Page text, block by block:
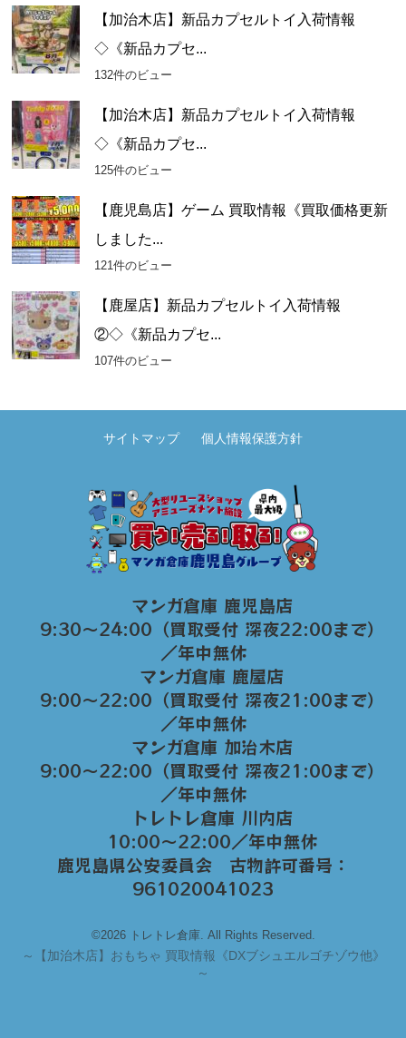
【加治木店】新品カプセルトイ入荷情報
◇《新品カプセ...
132件のビュー
【加治木店】新品カプセルトイ入荷情報
◇《新品カプセ...
125件のビュー
【鹿児島店】ゲーム 買取情報《買取価格更新
しました...
121件のビュー
【鹿屋店】新品カプセルトイ入荷情報
②◇《新品カプセ...
107件のビュー
サイトマップ 個人情報保護方針
マンガ倉庫 鹿児島店
9:30～24:00（買取受付 深夜22:00まで）
／年中無休
マンガ倉庫 鹿屋店
9:00～22:00（買取受付 深夜21:00まで）
／年中無休
マンガ倉庫 加治木店
9:00〜22:00（買取受付 深夜21:00まで）
／年中無休
トレトレ倉庫 川内店
10:00〜22:00／年中無休
鹿児島県公安委員会 古物許可番号：
961020041023
©2026 トレトレ倉庫. All Rights Reserved.
～
【加治木店】おもちゃ 買取情報《DXブシュエルゴチゾウ他》
～